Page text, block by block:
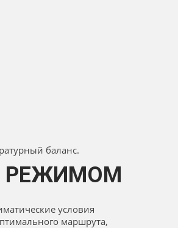
баланс.
РЕЖИМОМ
условия
маршрута,